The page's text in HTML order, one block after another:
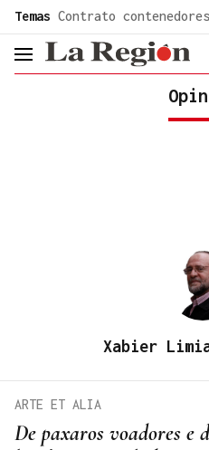
Temas Contrato contenedores
header.menu.open
Xabier
De paxaros voadores e
ARTE ET ALIA